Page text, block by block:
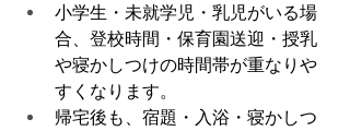
小学生・未就学児・乳児がいる場
合、登校時間・保育園送迎・授乳
や寝かしつけの時間帯が重なりや
すくなります。
帰宅後も、宿題・入浴・寝かしつ